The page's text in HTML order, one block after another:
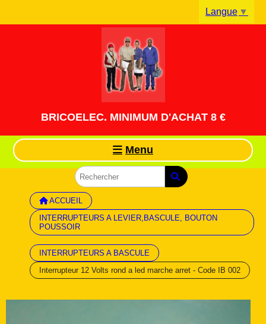
BRICOELEC. MINIMUM D'ACHAT 8 €
Menu
ACCUEIL
INTERRUPTEURS A LEVIER,BASCULE, BOUTON
POUSSOIR
INTERRUPTEURS A BASCULE
Interrupteur 12 Volts rond a led marche arret - Code IB 002
Langue ▼